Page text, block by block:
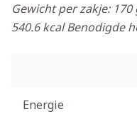
Gewicht per zakje: 170
540.6 kcalBenodigde
Energie